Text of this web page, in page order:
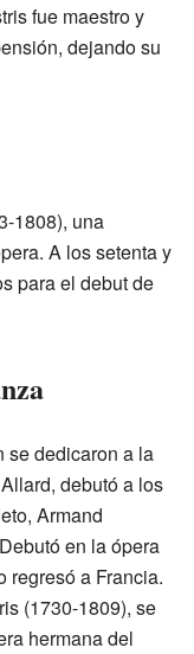
fue maestro y
dejando su
1808), una
A los setenta y
para el debut de
se dedicaron a la
debutó a los
Armand
en la ópera
regresó a Francia.
(1730-1809), se
hermana del